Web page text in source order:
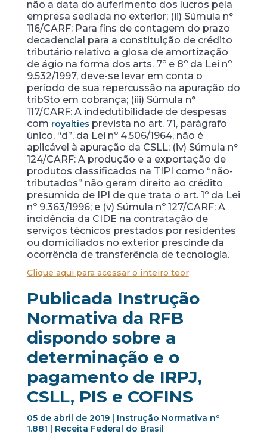
não a data do auferimento dos lucros pela
empresa sediada no exterior; (ii) Súmula n°
116/CARF: Para fins de contagem do prazo
decadencial para a constituição de crédito
tributário relativo a glosa de amortização
de ágio na forma dos arts. 7º e 8º da Lei nº
9.532/1997, deve-se levar em conta o
período de sua repercussão na apuração do
tribSto em cobrança; (iii) Súmula n°
117/CARF: A indedutibilidade de despesas
com royalties prevista no art. 71, parágrafo
único, “d”, da Lei nº 4.506/1964, não é
aplicável à apuração da CSLL; (iv) Súmula n°
124/CARF: A produção e a exportação de
produtos classificados na TIPI como “não-
tributados” não geram direito ao crédito
presumido de IPI de que trata o art. 1º da Lei
nº 9.363/1996; e (v) Súmula nº 127/CARF: A
incidência da CIDE na contratação de
serviços técnicos prestados por residentes
ou domiciliados no exterior prescinde da
ocorrência de transferência de tecnologia.
Clique aqui para acessar o inteiro teor
Publicada Instrução
Normativa da RFB
dispondo sobre a
determinação e o
pagamento de IRPJ,
CSLL, PIS e COFINS
05 de abril de 2019 | Instrução Normativa nº
1.881 | Receita Federal do Brasil